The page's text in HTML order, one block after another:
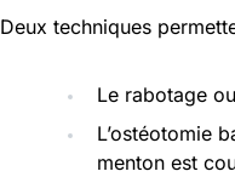
Deux techniques
Le rabotage
L’ostéotomie
menton est